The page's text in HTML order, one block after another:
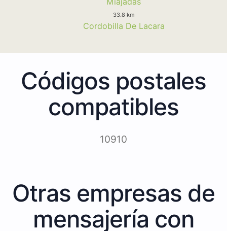
33.8 km
Cordobilla De Lacara
Códigos postales
compatibles
10910
Otras empresas de
mensajería con